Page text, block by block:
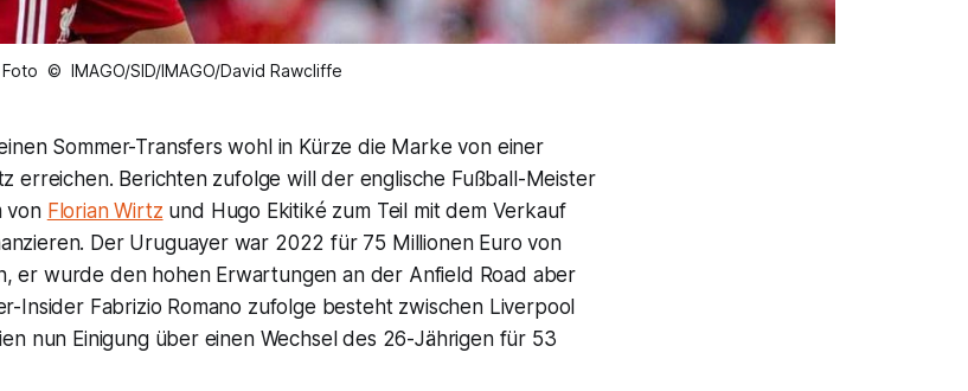
Foto © IMAGO/SID/IMAGO/David Rawcliffe
Sommer-Transfers wohl in Kürze die Marke von einer
erreichen. Berichten zufolge will der englische Fußball-Meister
von Florian Wirtz und Hugo Ekitiké zum Teil mit dem Verkauf
Der Uruguayer war 2022 für 75 Millionen Euro von
er wurde den hohen Erwartungen an der Anfield Road aber
Insider Fabrizio Romano zufolge besteht zwischen Liverpool
nun Einigung über einen Wechsel des 26-Jährigen für 53